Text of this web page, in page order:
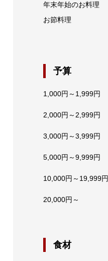
年末年始のお料理
お節料理
予算
1,000円～1,999円
2,000円～2,999円
3,000円～3,999円
5,000円～9,999円
10,000円～19,999円
20,000円～
食材